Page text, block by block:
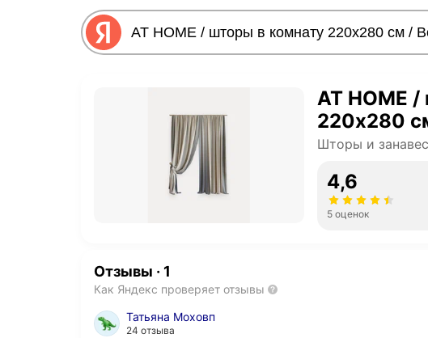
AT HOME
220х280
Шторы и
4,6
5 оценок
Отзывы · 1
Как Яндекс проверяет отзывы
Татьяна Моховп
24 отзыва